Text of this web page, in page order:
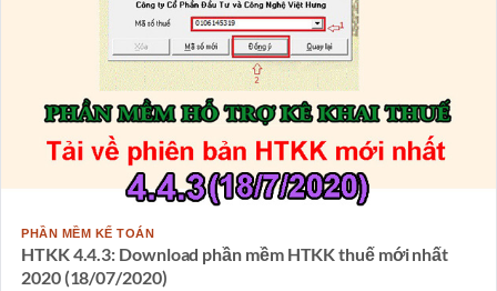
PHẦN MỀM KẾ TOÁN
HTKK 4.4.3: Download phần mềm HTKK thuế mới nhất
2020 (18/07/2020)